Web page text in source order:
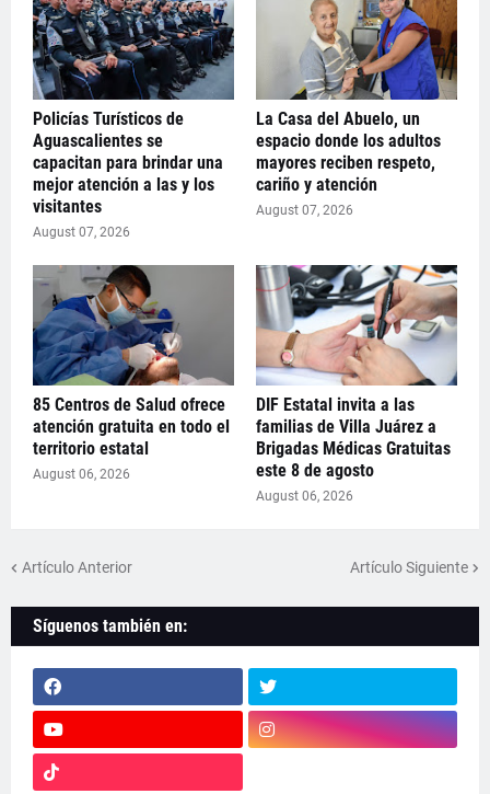
Policías Turísticos de
Aguascalientes se
capacitan para brindar una
mejor atención a las y los
visitantes
August 07, 2026
La Casa del Abuelo, un
espacio donde los adultos
mayores reciben respeto,
cariño y atención
August 07, 2026
85 Centros de Salud ofrece
atención gratuita en todo el
territorio estatal
August 06, 2026
DIF Estatal invita a las
familias de Villa Juárez a
Brigadas Médicas Gratuitas
este 8 de agosto
August 06, 2026
Artículo Anterior Artículo Siguiente
Síguenos también en: